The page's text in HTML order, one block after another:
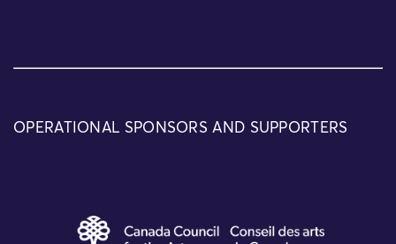
OPERATIONAL SPONSORS AND SUPPORTERS